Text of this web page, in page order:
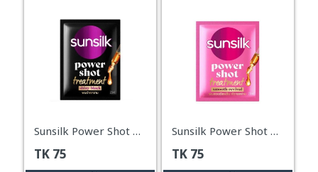
Sunsilk Power Shot Treatment Shiny Black 20ml
TK 75
Sunsilk Power Shot Treatment For Smooth Revival -20ml
TK 75